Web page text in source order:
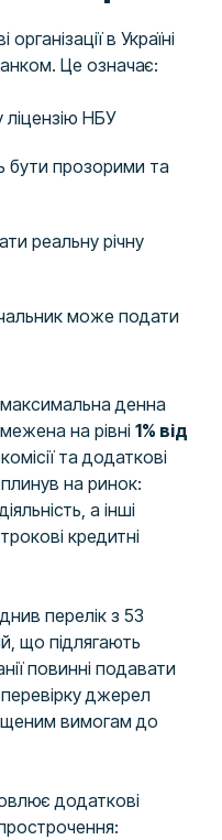
в Україні
Це означає:
НБУ
бути прозорими та
реальну річну
може подати
денна
на рівні1% від
та додаткові
на ринок:
а інші
кредитні
перелік з 53
що підлягають
повинні подавати
джерел
вимогам до
додаткові